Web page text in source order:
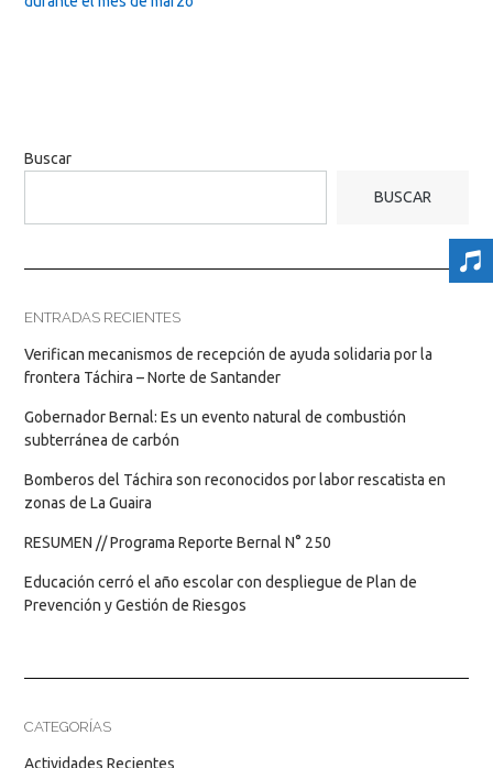
Buscar
BUSCAR
ENTRADAS RECIENTES
Verifican mecanismos de recepción de ayuda solidaria por la
frontera Táchira – Norte de Santander
Gobernador Bernal: Es un evento natural de combustión
subterránea de carbón
Bomberos del Táchira son reconocidos por labor rescatista en
zonas de La Guaira
RESUMEN // Programa Reporte Bernal N° 250
Educación cerró el año escolar con despliegue de Plan de
Prevención y Gestión de Riesgos
CATEGORÍAS
Actividades Recientes